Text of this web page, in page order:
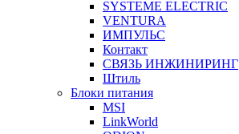
SYSTEME ELECTRIC
VENTURA
ИМПУЛЬС
Контакт
СВЯЗЬ ИНЖИНИРИНГ
Штиль
Блоки питания
MSI
LinkWorld